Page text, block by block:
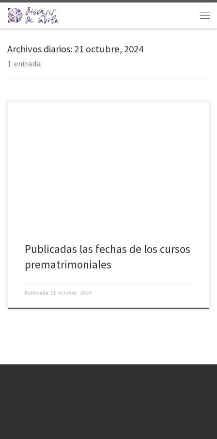
Saltar al contenido
Archivos diarios:21 octubre, 2024
1 entrada
Publicadas las fechas de los cursos
prematrimoniales
Publicada 21 octubre, 2024